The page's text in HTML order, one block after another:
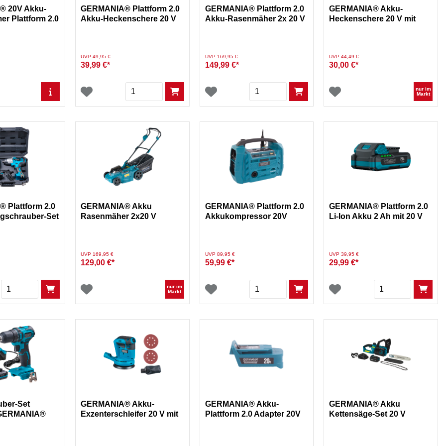
20V Akku-
Plattform 2.0
GERMANIA® Plattform 2.0
Akku-Heckenschere 20 V
Preis reduziert von
UVP 49,95 €auf
39,99 €*
Menge
GERMANIA® Plattform 2.0
Akku-Rasenmäher 2x 20 V
Preis reduziert von
UVP 169,95 €auf
149,99 €*
Menge
GERMANIA® Akku-
Heckenschere 20 V mit
Preis reduziert von
UVP 44,49 €auf
30,00 €*
nur im
Markt
Plattform 2.0
Set
Menge
GERMANIA® Akku
Rasenmäher 2x20 V
Preis reduziert von
UVP 169,95 €auf
129,00 €*
nur im
Markt
GERMANIA® Plattform 2.0
Akkukompressor 20V
Preis reduziert von
UVP 89,95 €auf
59,99 €*
Menge
GERMANIA® Plattform 2.0
Li-Ion Akku 2 Ah mit 20 V
Preis reduziert von
UVP 39,95 €auf
29,99 €*
Menge
Set
GERMANIA® Akku-
Exzenterschleifer 20 V mit
GERMANIA® Akku-
Plattform 2.0 Adapter 20V
GERMANIA® Akku
Kettensäge-Set 20 V